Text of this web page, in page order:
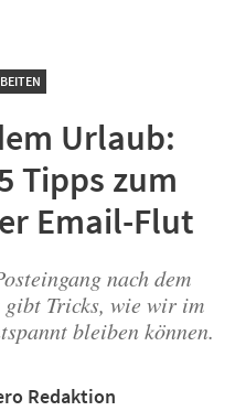
Urlaub:
Tipps zum
Email-Flut
nach dem
gibt Tricks, wie wir im
bleiben können.
Redaktion